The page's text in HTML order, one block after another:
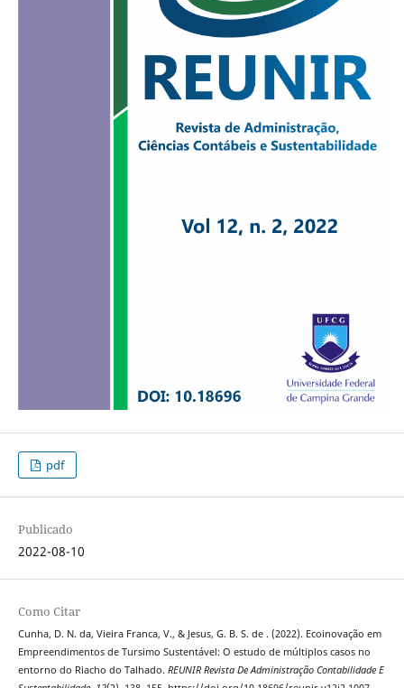
pdf
Publicado
2022-08-10
Como Citar
Cunha, D. N. da, Vieira Franca, V., & Jesus, G. B. S. de . (2022). Ecoinovação em
Empreendimentos de Tursimo Sustentável: O estudo de múltiplos casos no
entorno do Riacho do Talhado. REUNIR Revista De Administração Contabilidade E